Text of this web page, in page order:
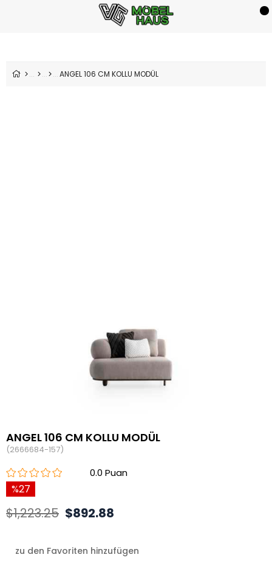
ANGEL 106 CM KOLLU MODÜL
ANGEL 106 CM KOLLU MODÜL
(2666684-157)
0.0
27
$1,223.25 $892.88
zu den Favoriten hinzufügen